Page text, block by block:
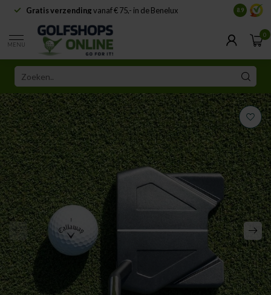
Gratis verzendingvanaf € 75,- in de Benelux 8.9
MENU
0